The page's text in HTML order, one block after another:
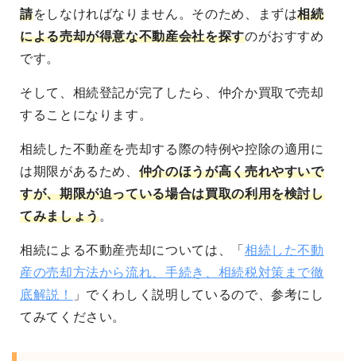
請をしなければなりません。そのため、まずは相続
による売却が得意な不動産会社を探すのがおすすめ
です。
そして、相続登記が完了したら、仲介か買取で売却
することになります。
相続した不動産を売却する際の特例や控除の適用に
は期限があるため、 仲介のほうが高く売れやすいで
すが、期限が迫っている場合は買取の利用を検討し
てみましょう。
相続による不動産売却については、「 相続した不動
産の売却方法から流れ、手続き、相続税対策まで徹
底解説！
」でくわしく説明しているので、参考にし
てみてください。